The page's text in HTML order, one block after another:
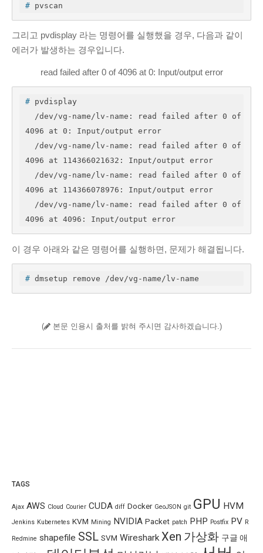
# pvscan
그리고 pvdisplay 라는 명령어를 실행했을 경우, 다음과 같이
에러가 발생하는 경우입니다.
read failed after 0 of 4096 at 0: Input/output error
# pvdisplay
4096 at 0: Input/output error
4096 at 114366021632: Input/output error
4096 at 114366078976: Input/output error
4096 at 4096: Input/output error
이 경우 아래와 같은 명령어를 실행하면, 문제가 해결됩니다.
# dmsetup remove /dev/vg-name/lv-name
( 본문 인용시 출처를 밝혀 주시면 감사하겠습니다.)
TAGS
Ajax AWS Cloud Courier CUDA diff Docker GeoJSON git GPU HVM
Jenkins Kubernetes KVM Mining NVIDIA Packet patch PHP Postfix PV R
Redmine shapefile SSL SVM Wireshark Xen 가상화 구글 애